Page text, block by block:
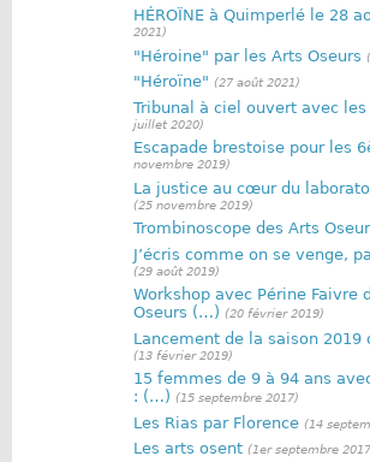
HÉROÏNE à Quimperlé le 28
2021)
"Héroine" par les Arts Oseurs
"Héroïne" (27 août 2021)
Tribunal à ciel ouvert avec les
juillet 2020)
Escapade brestoise pour les
novembre 2019)
La justice au cœur du
(25 novembre 2019)
Trombinoscope des Arts
J’écris comme on se venge,
(29 août 2019)
Workshop avec Périne Faivre
Oseurs (…) (20 février 2019)
Lancement de la saison 2019
(13 février 2019)
15 femmes de 9 à 94 ans
: (…) (15 septembre 2017)
Les Rias par Florence (14
Les arts osent (1er septembre